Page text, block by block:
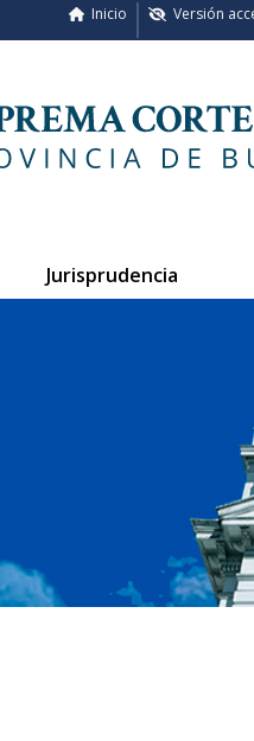
Versión
Inicio
Jurisprudencia